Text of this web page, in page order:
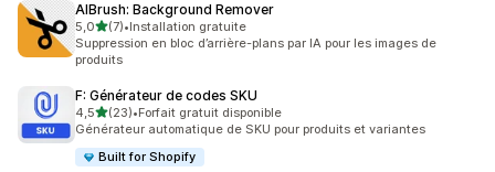
AIBrush: Background Remover
5,0étoile(s) sur 5
(7)
7 avis au total
•Installation gratuite
Suppression en bloc d’arrière-plans par IA pour les images de
produits
F: Générateur de codes SKU
4,5étoile(s) sur 5
(23)
23 avis au total
•Forfait gratuit disponible
Générateur automatique de SKU pour produits et variantes
Built for Shopify